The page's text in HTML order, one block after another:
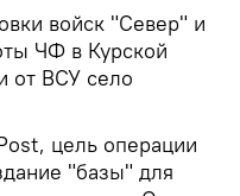
войск "Север" и
ЧФ в Курской
от ВСУ село
цель операции
"базы" для